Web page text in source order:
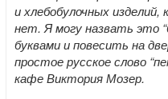
и хлебобулочных
нет. Я могу назвать это
буквами и повесить на
простое русское слово
кафе Виктория Мозер.